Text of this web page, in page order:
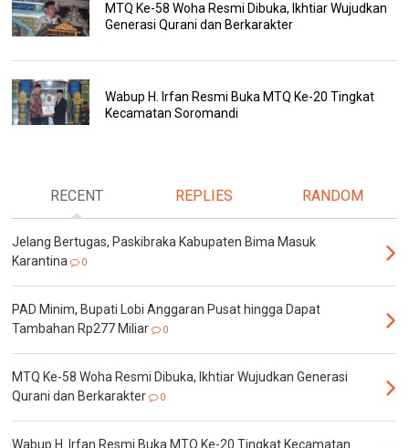
MTQ Ke-58 Woha Resmi Dibuka, Ikhtiar Wujudkan
Generasi Qurani dan Berkarakter
Wabup H. Irfan Resmi Buka MTQ Ke-20 Tingkat
Kecamatan Soromandi
RECENT REPLIES RANDOM
Jelang Bertugas, Paskibraka Kabupaten Bima Masuk
Karantina
0
PAD Minim, Bupati Lobi Anggaran Pusat hingga Dapat
Tambahan Rp277 Miliar
0
MTQ Ke-58 Woha Resmi Dibuka, Ikhtiar Wujudkan Generasi
Qurani dan Berkarakter
0
Wabup H. Irfan Resmi Buka MTQ Ke-20 Tingkat Kecamatan